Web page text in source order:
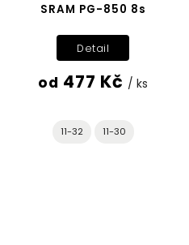
SRAM PG-850 8s
od 477 Kč / ks
Detail
11-32 11-30